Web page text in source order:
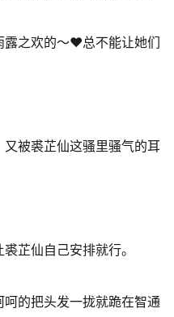
露之欢的～♥总不能让她们
被裘芷仙这骚里骚气的耳
芷仙自己安排就行。
的把头发一拢就跪在智通